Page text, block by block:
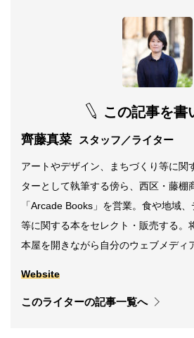
この記事を書
齊藤真菜 スタッフ／ライター
アートやデザイン、まちづくり等に関
ターとして執筆する傍ら、西区・藤棚
「Arcade Books」を営業。食や地域
等に関する本をセレクト・販売する。
本屋を開きながら自分のウェブメディ
Website
このライターの記事一覧へ